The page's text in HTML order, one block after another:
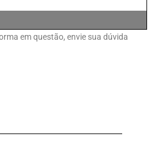
em questão, envie sua dúvida